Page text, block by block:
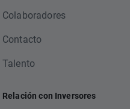
Colaboradores
Contacto
Talento
Relación con Inversores